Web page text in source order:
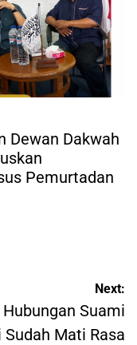
Dewan Dakwah
Pemurtadan
Next:
Suami
Sudah Mati Rasa